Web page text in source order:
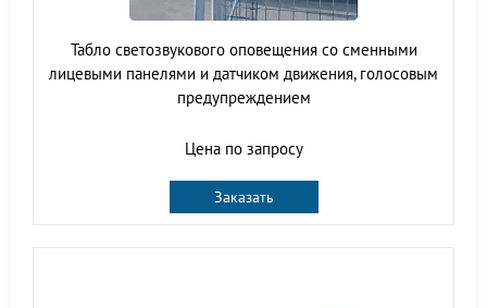
Табло светозвукового оповещения со сменными
лицевыми панелями и датчиком движения, голосовым
предупреждением
Цена по запросу
Заказать